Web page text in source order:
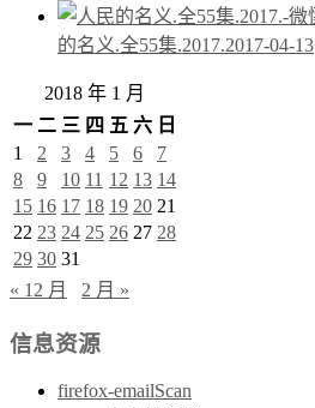
的名义.全55集.2017.2017-04-13
2018 年 1 月
一 二 三 四 五 六 日
1
2 3 4 5 6
7
8
9 10 11 12 13 14
15 16 17 18 19 20 21
22 23 24 25 26 27 28
29 30 31
« 12 月
2 月 »
信息资源
firefox-emailScan